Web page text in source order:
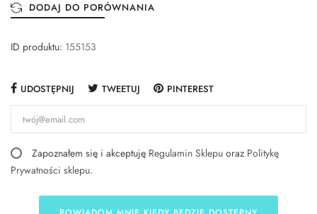
DODAJ DO PORÓWNANIA
ID produktu: 155153
UDOSTĘPNIJ TWEETUJ PINTEREST
Zapoznałem się i akceptuję Regulamin Sklepu oraz Politykę
Prywatności sklepu.